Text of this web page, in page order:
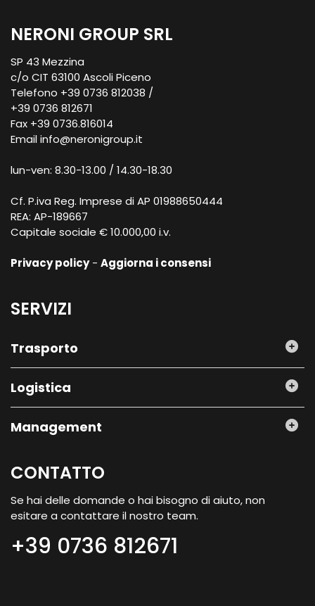
NERONI GROUP SRL
SP 43 Mezzina
c/o CIT 63100 Ascoli Piceno
Telefono +39 0736 812038 /
+39 0736 812671
Fax +39 0736.816014
Emailinfo@neronigroup.it
lun-ven: 8.30-13.00 / 14.30-18.30
Cf. P.iva Reg. Imprese di AP 01988650444
REA: AP-189667
Capitale sociale € 10.000,00 i.v.
Privacy policy- Aggiorna i consensi
SERVIZI
Trasporto
Logistica
Management
CONTATTO
Se hai delle domande o hai bisogno di aiuto, non
esitare a contattare il nostro team.
+39 0736 812671